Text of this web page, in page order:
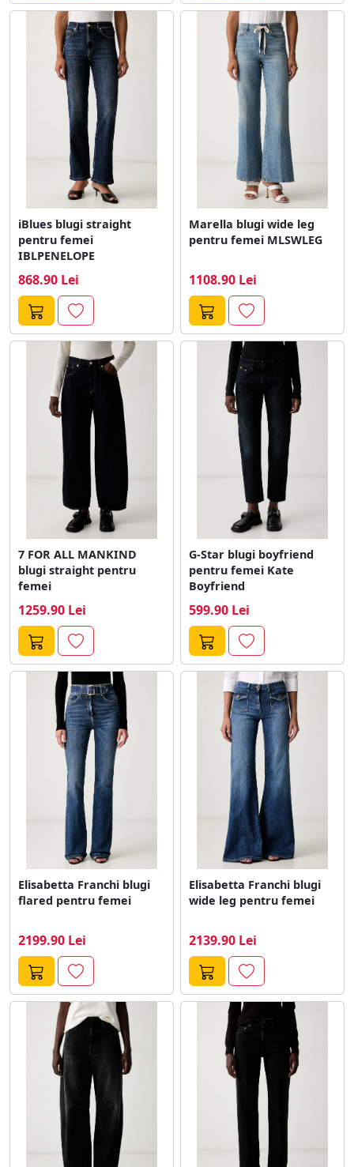
iBlues blugi straight
pentru femei
IBLPENELOPE
868.90 Lei
Marella blugi wide leg
pentru femei MLSWLEG
1108.90 Lei
7 FOR ALL MANKIND
blugi straight pentru
femei
1259.90 Lei
G-Star blugi boyfriend
pentru femei Kate
Boyfriend
599.90 Lei
Elisabetta Franchi blugi
flared pentru femei
2199.90 Lei
Elisabetta Franchi blugi
wide leg pentru femei
2139.90 Lei